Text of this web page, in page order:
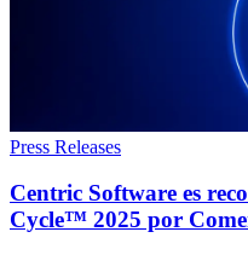
Press Releases
Centric Software es
Cycle™ 2025 por